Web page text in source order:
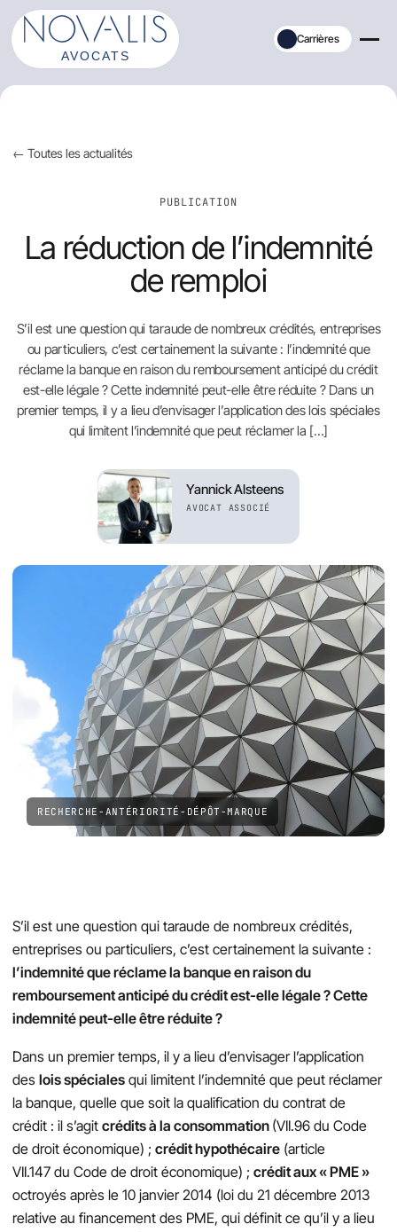
Aller
au
contenu
Carrières
← Toutes les actualités
PUBLICATION
La réduction de l’indemnité
de remploi
S’il est une question qui taraude de nombreux crédités, entreprises
ou particuliers, c’est certainement la suivante : l’indemnité que
réclame la banque en raison du remboursement anticipé du crédit
est-elle légale ? Cette indemnité peut-elle être réduite ? Dans un
premier temps, il y a lieu d’envisager l’application des lois spéciales
qui limitent l’indemnité que peut réclamer la […]
Yannick Alsteens
AVOCAT ASSOCIÉ
RECHERCHE-ANTÉRIORITÉ-DÉPÔT-MARQUE
S’il est une question qui taraude de nombreux crédités,
entreprises ou particuliers, c’est certainement la suivante :
l’indemnité que réclame la banque en raison du
remboursement anticipé du crédit est-elle légale ? Cette
indemnité peut-elle être réduite ?
Dans un premier temps, il y a lieu d’envisager l’application
des lois spéciales qui limitent l’indemnité que peut réclamer
la banque, quelle que soit la qualification du contrat de
crédit : il s’agit crédits à la consommation (VII.96 du Code
de droit économique) ; crédit hypothécaire (article
VII.147 du Code de droit économique) ; crédit aux « PME »
octroyés après le 10 janvier 2014 (loi du 21 décembre 2013
relative au financement des PME, qui définit ce qu’il y a lieu